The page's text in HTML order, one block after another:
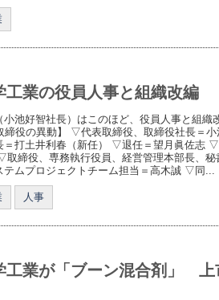
工業の役員人事と組織改編
池好智社長）はこのほど、役員人事と組織
締役の異動】 ▽代表取締役、取締役社長＝
＝打土井利春（新任） ▽退任＝望月眞佐志
締役、専務執行役員、経営管理本部長、秘
テムプロジェクトチーム担当＝高木誠 ▽同...
人事
工業が「ブーン混合剤」 上